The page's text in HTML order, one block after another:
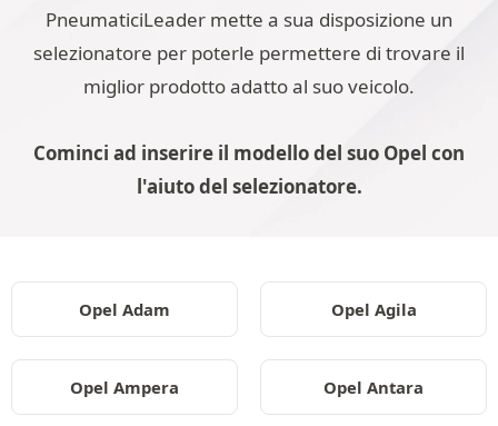
PneumaticiLeader mette a sua disposizione un
selezionatore per poterle permettere di trovare il
miglior prodotto adatto al suo veicolo.
Cominci ad inserire il modello del suo Opel con
l'aiuto del selezionatore.
Opel Adam Opel Agila
Opel Ampera Opel Antara